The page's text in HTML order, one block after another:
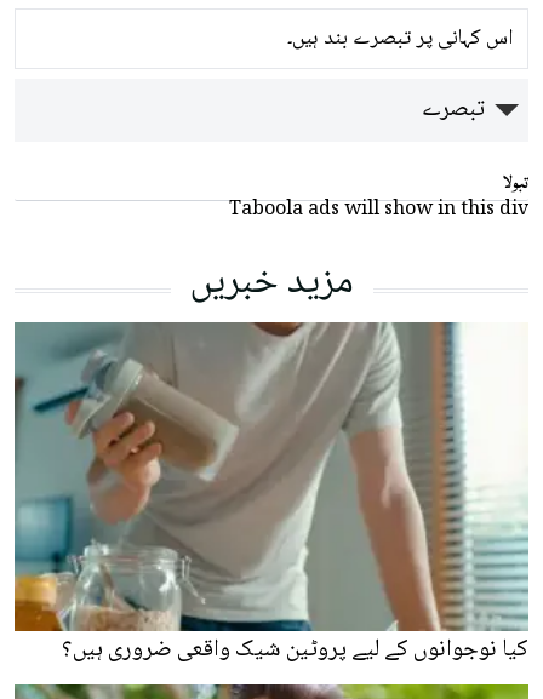
اس کہانی پر تبصرے بند ہیں۔
تبصرے
تبولا
Taboola ads will show in this div
مزید خبریں
کیا نوجوانوں کے لیے پروٹین شیک واقعی ضروری ہیں؟